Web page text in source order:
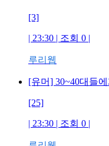
[3]
| 23:30 | 조회 0 |
루리웹
[유머] 30~40대들
[25]
| 23:30 | 조회 0 |